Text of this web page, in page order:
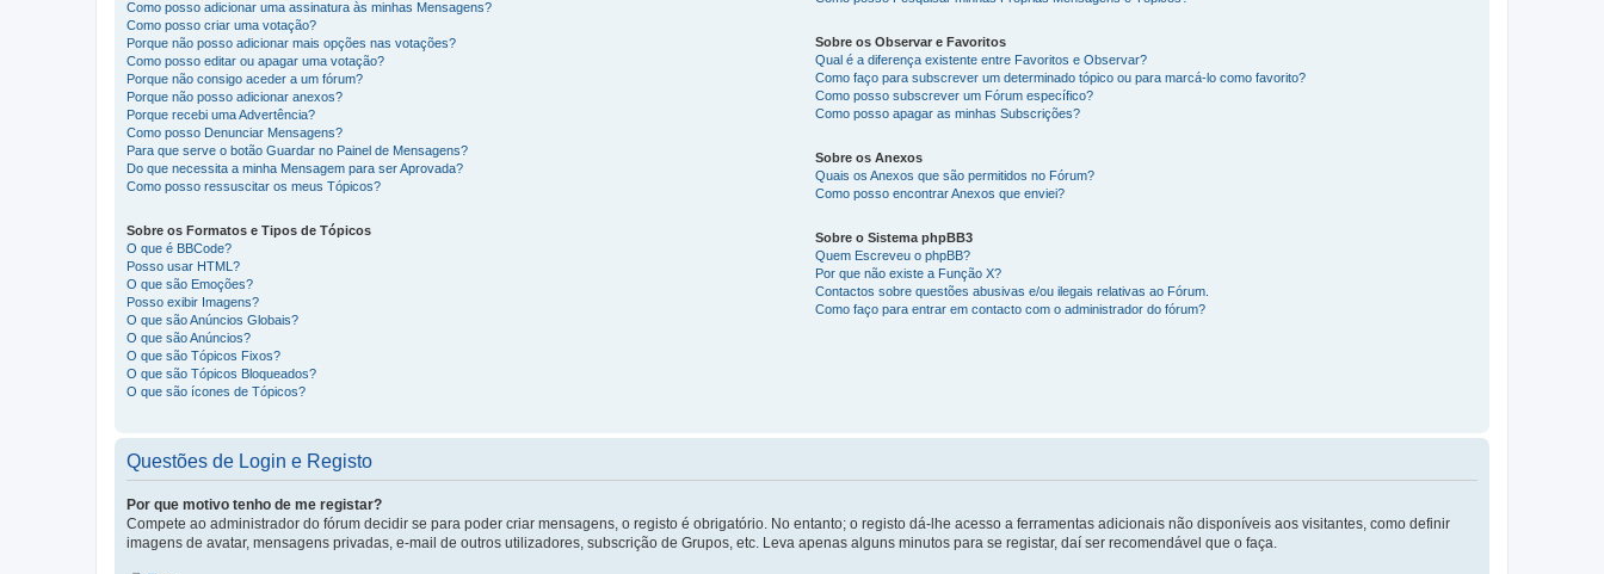
Como posso adicionar uma assinatura às minhas Mensagens?
Como posso criar uma votação?
Porque não posso adicionar mais opções nas votações?
Como posso editar ou apagar uma votação?
Porque não consigo aceder a um fórum?
Porque não posso adicionar anexos?
Porque recebi uma Advertência?
Como posso Denunciar Mensagens?
Para que serve o botão Guardar no Painel de Mensagens?
Do que necessita a minha Mensagem para ser Aprovada?
Como posso ressuscitar os meus Tópicos?
Sobre os Formatos e Tipos de Tópicos
O que é BBCode?
Posso usar HTML?
O que são Emoções?
Posso exibir Imagens?
O que são Anúncios Globais?
O que são Anúncios?
O que são Tópicos Fixos?
O que são Tópicos Bloqueados?
O que são ícones de Tópicos?
Sobre os Observar e Favoritos
Qual é a diferença existente entre Favoritos e Observar?
Como faço para subscrever um determinado tópico ou para marcá-lo como favorito?
Como posso subscrever um Fórum específico?
Como posso apagar as minhas Subscrições?
Sobre os Anexos
Quais os Anexos que são permitidos no Fórum?
Como posso encontrar Anexos que enviei?
Sobre o Sistema phpBB3
Quem Escreveu o phpBB?
Por que não existe a Função X?
Contactos sobre questões abusivas e/ou ilegais relativas ao Fórum.
Como faço para entrar em contacto com o administrador do fórum?
Questões de Login e Registo
Por que motivo tenho de me registar?
Compete ao administrador do fórum decidir se para poder criar mensagens, o registo é obrigatório. No entanto; o registo dá-lhe acesso a ferramentas adicionais não disponíveis aos visitantes, como definir
imagens de avatar, mensagens privadas, e-mail de outros utilizadores, subscrição de Grupos, etc. Leva apenas alguns minutos para se registar, daí ser recomendável que o faça.